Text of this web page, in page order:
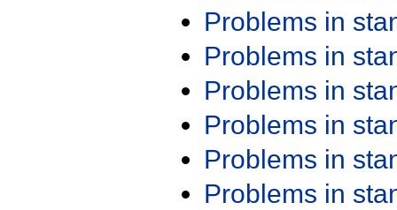
Problems in
Problems in
Problems in
Problems in
Problems in
Problems in